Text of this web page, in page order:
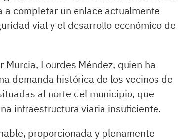
a completar un enlace actualmente
vial y el desarrollo económico de
Lourdes Méndez, quien ha
demanda histórica de los vecinos de
al norte del municipio, que
infraestructura viaria insuficiente.
proporcionada y plenamente